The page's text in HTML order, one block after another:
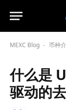
MEXC Blog - 币种
什么是
驱动的